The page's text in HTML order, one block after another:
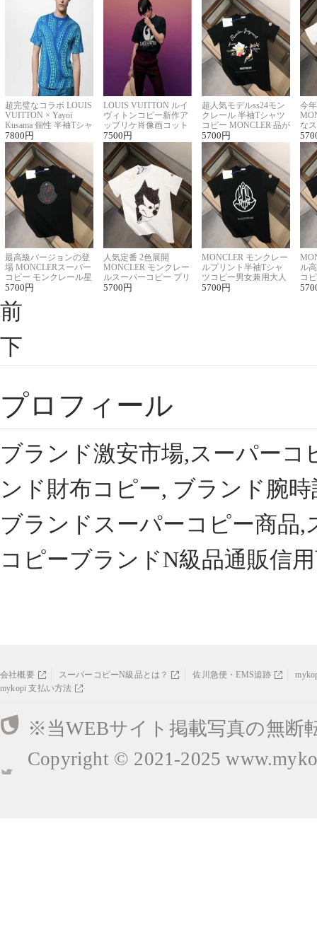
超完璧なコラボ LOUIS
VUITTON × Yayoi
Kusama 個性 半袖Tシャ
ツコピー男女兼用
7800 円
LOUIS VUITTON ルイ
ヴィトンコピー新作ア
ップリケ肖像画コット
ンニット半袖Tシャツ
7500 円
超人気モデルss24モン
クレール 半袖Tシャツ
コピー MONCLER 品が
良く見た目
5700 円
今
な
ル
最高級バージョンの登
場 MONCLERスーパー
コピー モンクレール星
座半袖Tシャツ
5700 円
人気定番 2色展開
MONCLER モンクレー
ルスーパーコピー プリ
ント半袖Tシャツ
5700 円
MONCLER モンクレー
ルプリント半袖Tシャ
ツコピー男女兼用大人
可愛い春夏コーデ
5700 円
ル
コ
ィ
前
下
プロフィール
ブランド激安市場,スーパー
ンド財布コピー, ブランド腕
ブランドスーパーコピー商品
コピーブランドN級品通販信
会社概要 スーパーコピーN級品とは？ 佐川急便・EMS追跡
mykopi 支払い方法
※当WEBサイト掲載写真の無断
Copyright © 2021-2025